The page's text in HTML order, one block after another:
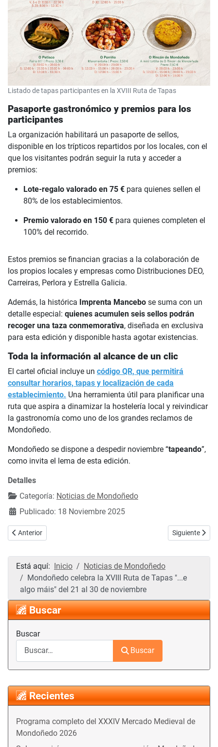
Listado de tapas participantes en la XVIII Ruta de Tapas
Pasaporte gastronómico y premios para los
participantes
La organización habilitará un pasaporte de sellos,
disponible en los trípticos repartidos por los locales, con el
que los visitantes podrán seguir la ruta y acceder a
premios:
Lote-regalo valorado en 75 € para quienes sellen el
80% de los establecimientos.
Premio valorado en 150 € para quienes completen el
100% del recorrido.
Estos premios se financian gracias a la colaboración de
los propios locales y empresas como Distribuciones DEO,
Carreiras, Perlora y Estrella Galicia.
Además, la histórica Imprenta Mancebo se suma con un
detalle especial: quienes acumulen seis sellos podrán
recoger una taza conmemorativa, diseñada en exclusiva
para esta edición y disponible hasta agotar existencias.
Toda la información al alcance de un clic
El cartel oficial incluye un código QR, que permitirá
consultar horarios, tapas y localización de cada
establecimiento. Una herramienta útil para planificar una
ruta que aspira a dinamizar la hostelería local y reivindicar
la gastronomía como uno de los grandes reclamos de
Mondoñedo.
Mondoñedo se dispone a despedir noviembre “tapeando”,
como invita el lema de esta edición.
Detalles
Categoría: Noticias de Mondoñedo
Publicado: 18 Noviembre 2025
Artículo anterior: Mondoñedo organiza el VII Concurso de
Anterior Artículo
Siguiente
Está aquí: Inicio
Noticias de Mondoñedo
Mondoñedo celebra la XVIII Ruta de Tapas "...e
algo máis" del 21 al 30 de noviembre
Buscar
Buscar
Buscar
Recientes
Programa completo del XXXIV Mercado Medieval de
Mondoñedo 2026